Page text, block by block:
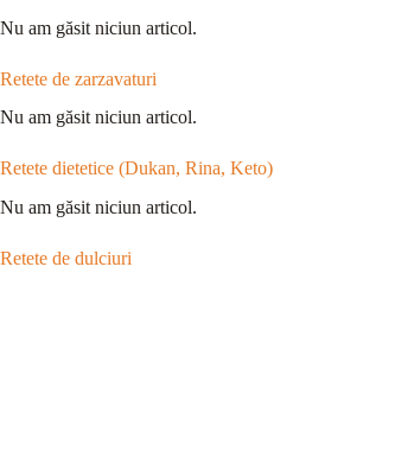
Nu am găsit niciun articol.
Retete de zarzavaturi
Nu am găsit niciun articol.
Retete dietetice (Dukan, Rina, Keto)
Nu am găsit niciun articol.
Retete de dulciuri